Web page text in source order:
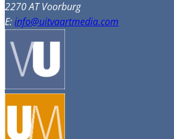
2270 AT Voorburg
E:info@uitvaartmedia.com